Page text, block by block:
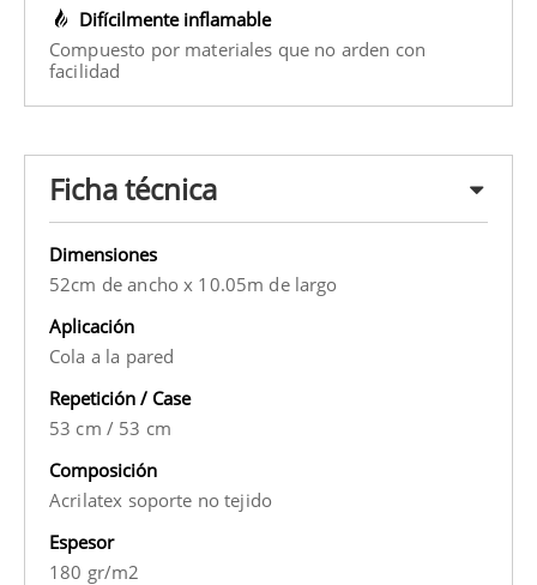
Difícilmente inflamable
Compuesto por materiales que no arden con
facilidad
Ficha técnica
Dimensiones
52cm de ancho x 10.05m de largo
Aplicación
Cola a la pared
Repetición / Case
53 cm / 53 cm
Composición
Acrilatex soporte no tejido
Espesor
180 gr/m2